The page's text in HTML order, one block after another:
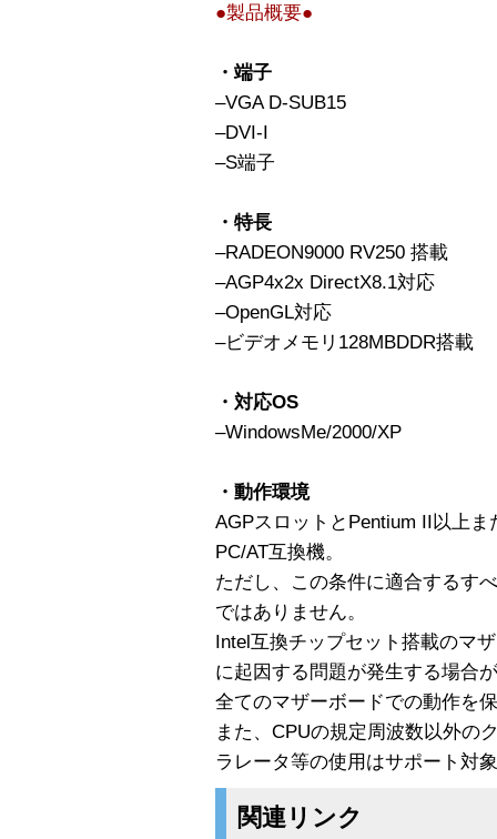
●製品概要●
・端子
–VGA D-SUB15
–DVI-I
–S端子
・特長
–RADEON9000 RV250 搭載
–AGP4x2x DirectX8.1対応
–OpenGL対応
–ビデオメモリ128MBDDR搭載
・対応OS
–WindowsMe/2000/XP
・動作環境
AGPスロットとPentium II以上
PC/AT互換機。
ただし、この条件に適合するす
ではありません。
Intel互換チップセット搭載のマ
に起因する問題が発生する場合
全てのマザーボードでの動作を
また、CPUの規定周波数以外の
ラレータ等の使用はサポート対
関連リンク